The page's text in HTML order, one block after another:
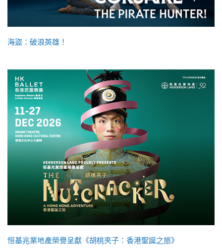
海盜：破浪英雄！
恒基兆業地產榮譽呈獻《胡桃夾子：香港聖誕之旅》